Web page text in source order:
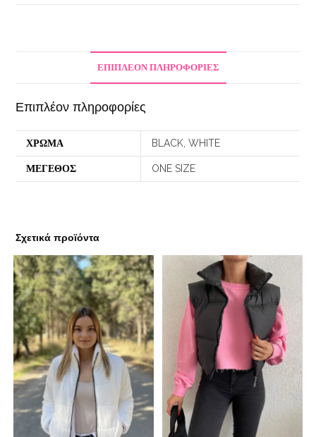
ΕΠΙΠΛΈΟΝ ΠΛΗΡΟΦΟΡΊΕΣ
Επιπλέον πληροφορίες
ΧΡΩΜΑ BLACK, WHITE
ΜΕΓΕΘΟΣ ONE SIZE
Σχετικά προϊόντα